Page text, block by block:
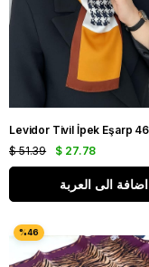
$ 27.78
$ 51.39
اضافة الى العربة